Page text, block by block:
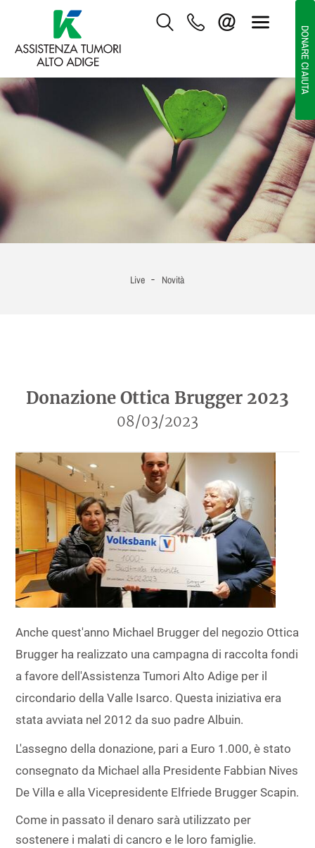
DONARE CI AIUTA
Live - Novità
Donazione Ottica Brugger 2023
08/03/2023
Anche quest'anno Michael Brugger del negozio Ottica
Brugger ha realizzato una campagna di raccolta fondi
a favore dell'Assistenza Tumori Alto Adige per il
circondario della Valle Isarco. Questa iniziativa era
stata avviata nel 2012 da suo padre Albuin.
L'assegno della donazione, pari a Euro 1.000, è stato
consegnato da Michael alla Presidente Fabbian Nives
De Villa e alla Vicepresidente Elfriede Brugger Scapin.
Come in passato il denaro sarà utilizzato per
sostenere i malati di cancro e le loro famiglie.